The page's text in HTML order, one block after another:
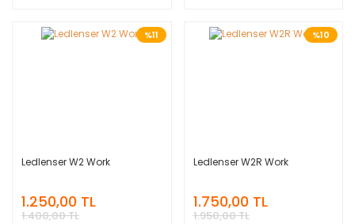
%11
Ledlenser W2 Work
1.250,00 TL
1.400,00 TL
%10
Ledlenser W2R Work
1.750,00 TL
1.950,00 TL